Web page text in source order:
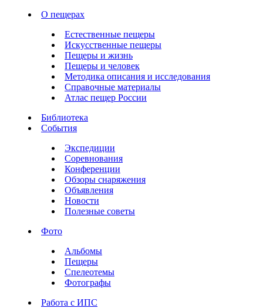
О пещерах
Естественные пещеры
Искусственные пещеры
Пещеры и жизнь
Пещеры и человек
Методика описания и исследования
Справочные материалы
Атлас пещер России
Библиотека
События
Экспедиции
Соревнования
Конференции
Обзоры снаряжения
Объявления
Новости
Полезные советы
Фото
Альбомы
Пещеры
Спелеотемы
Фотографы
Работа с ИПС